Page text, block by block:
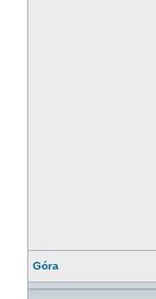
Góra